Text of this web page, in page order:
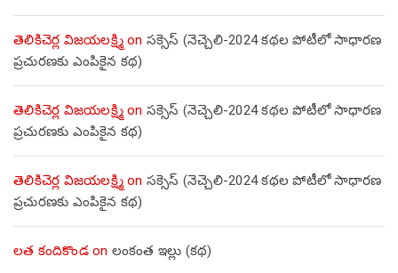
తెలికిచెర్ల విజయలక్ష్మిon సక్సెస్ (నెచ్చెలి-2024 కథల పోటీలో సాధారణ
ప్రచురణకు ఎంపికైన కథ)
తెలికిచెర్ల విజయలక్ష్మిon సక్సెస్ (నెచ్చెలి-2024 కథల పోటీలో సాధారణ
ప్రచురణకు ఎంపికైన కథ)
తెలికిచెర్ల విజయలక్ష్మిon సక్సెస్ (నెచ్చెలి-2024 కథల పోటీలో సాధారణ
ప్రచురణకు ఎంపికైన కథ)
లత కందికొండon లంకంత ఇల్లు (కథ)